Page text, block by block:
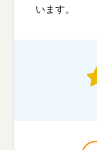
います。